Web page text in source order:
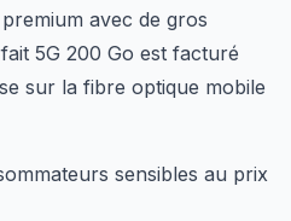
avec de gros
5G 200 Go est facturé
sur la fibre optique mobile
sensibles au prix